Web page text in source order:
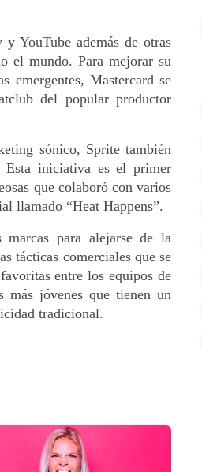
YouTube además de otras
el mundo. Para mejorar su
emergentes, Mastercard se
del popular productor
sónico, Sprite también
Esta iniciativa es el primer
que colaboró con varios
llamado “Heat Happens”.
para alejarse de la
tácticas comerciales que se
entre los equipos de
más jóvenes que tienen un
tradicional.